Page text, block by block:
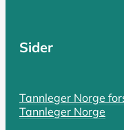
SIST OPPDATERT 17.
Hvorfor er
Sider
Tannleger Norge
Tannleger Norge